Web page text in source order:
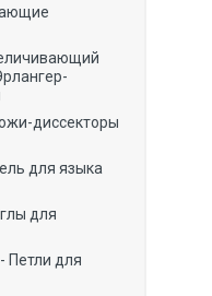
диссекторы
для языка
для
Петли для